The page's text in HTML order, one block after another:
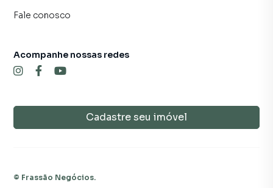
Fale conosco
Cadastre seu imóvel
Acompanhe nossas redes
© Frassão Negócios.